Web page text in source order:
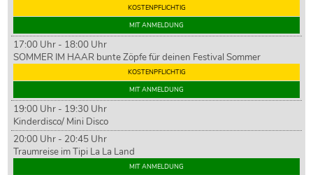
KOSTENPFLICHTIG
MIT ANMELDUNG
17:00 Uhr - 18:00 Uhr
SOMMER IM HAAR bunte Zöpfe für deinen Festival Sommer
KOSTENPFLICHTIG
MIT ANMELDUNG
19:00 Uhr - 19:30 Uhr
Kinderdisco/ Mini Disco
20:00 Uhr - 20:45 Uhr
Traumreise im Tipi La La Land
MIT ANMELDUNG